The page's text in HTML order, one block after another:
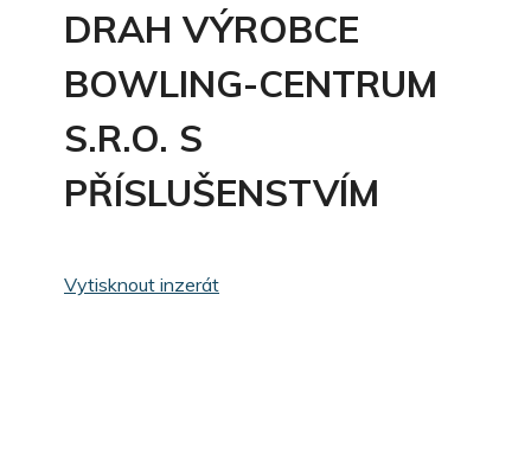
DRAH VÝROBCE
BOWLING-CENTRUM
S.R.O. S
PŘÍSLUŠENSTVÍM
Vytisknout inzerát